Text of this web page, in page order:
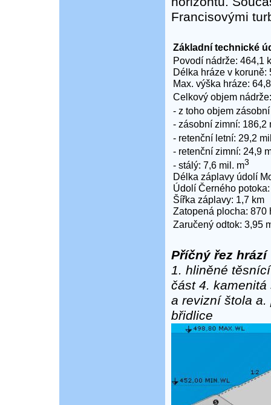
Francisovými
Základní technické
Povodí nádrže: 464,1
Délka hráze v koruně:
Max. výška hráze:
Celkový objem
- z toho objem
- zásobní zimní: 186,2
- retenční letní: 29,2
- retenční zimní: 24,9
- stálý: 7,6 mil. m3
Délka záplavy údolí
Údolí Černého
Šířka záplavy: 1,7 km
Zatopená plocha: 870
Zaručený odtok: 3,95
Příčný řez hrází
1. hliněné
část 4.
a revizní štola
břidlice